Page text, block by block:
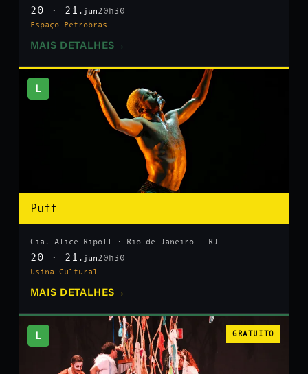
20 · 21 .jun20h30
Espaço Petrobras
MAIS DETALHES →
L
Puff
Cia. Alice Ripoll · Rio de Janeiro — RJ
20 · 21 .jun20h30
Usina Cultural
MAIS DETALHES →
L GRATUITO